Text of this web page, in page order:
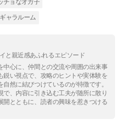
チョなオガ子
ャラルーム
と親近感あふれるエピソード
中心に、仲間との交流や周囲の出来事
鋭い視点で、攻略のヒントや実体験を
然に結びつけているのが特徴です。
、内容に引き込む工夫が随所に散り
開とともに、読者の興味を惹きつける